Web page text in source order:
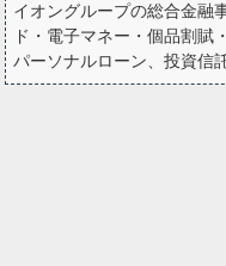
イオングループの総合金融
ド・電子マネー・個品割賦
パーソナルローン、投資信